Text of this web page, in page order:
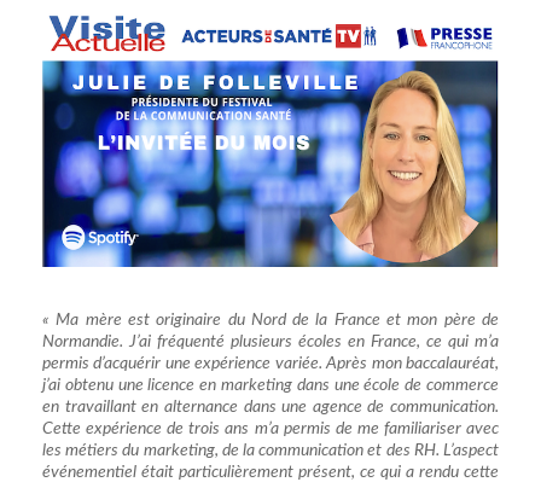
« Ma mère est originaire du Nord de la France et mon père de
Normandie. J’ai fréquenté plusieurs écoles en France, ce qui m’a
permis d’acquérir une expérience variée. Après mon baccalauréat,
j’ai obtenu une licence en marketing dans une école de commerce
en travaillant en alternance dans une agence de communication.
Cette expérience de trois ans m’a permis de me familiariser avec
les métiers du marketing, de la communication et des RH. L’aspect
événementiel était particulièrement présent, ce qui a rendu cette